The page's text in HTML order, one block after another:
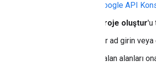
Google API
Proje oluştur'u
Bir ad girin
Kalan alanları